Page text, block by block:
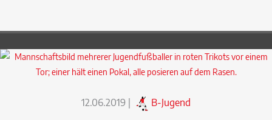
12.06.2019 | B-Jugend